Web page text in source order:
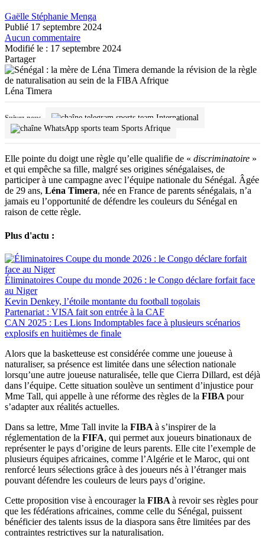
Gaëlle Stéphanie Menga
Publié 17 septembre 2024
Aucun commentaire
Modifié le : 17 septembre 2024
Partager
Léna Timera
Suivez-nous
International
Sports Afrique
Elle pointe du doigt une règle qu’elle qualifie de « discriminatoire »
et qui empêche sa fille, malgré ses origines sénégalaises, de
participer à une campagne avec l’équipe nationale du Sénégal. Âgée
de 29 ans, Léna Timera, née en France de parents sénégalais, n’a
jamais eu l’opportunité de défendre les couleurs du Sénégal en
raison de cette règle.
Plus d'actu :
Éliminatoires Coupe du monde 2026 : le Congo déclare forfait face
au Niger
Kevin Denkey, l’étoile montante du football togolais
Partenariat : VISA fait son entrée à la CAF
CAN 2025 : Les Lions Indomptables face à plusieurs scénarios
explosifs en huitièmes de finale
Alors que la basketteuse est considérée comme une joueuse à
naturaliser, sa présence est limitée dans une sélection nationale
lorsqu’une autre joueuse naturalisée, telle que Cierra Dillard, est déjà
dans l’équipe. Cette situation soulève un sentiment d’injustice pour
Mme Tall, qui appelle à une réforme des règles de la FIBA pour
s’adapter aux réalités actuelles.
Dans sa lettre, Mme Tall invite la FIBA à s’inspirer de la
réglementation de la FIFA, qui permet aux joueurs binationaux de
représenter le pays d’origine de leurs parents. Elle cite l’exemple de
plusieurs équipes africaines, comme l’Algérie et le Maroc, qui ont
renforcé leurs sélections grâce à des joueurs nés à l’étranger mais
pouvant défendre les couleurs de leurs pays d’origine.
Cette proposition vise à encourager la FIBA à revoir ses règles pour
que les fédérations africaines, comme celle du Sénégal, puissent
bénéficier des talents issus de la diaspora sans être limitées par des
contraintes restrictives sur la naturalisation.